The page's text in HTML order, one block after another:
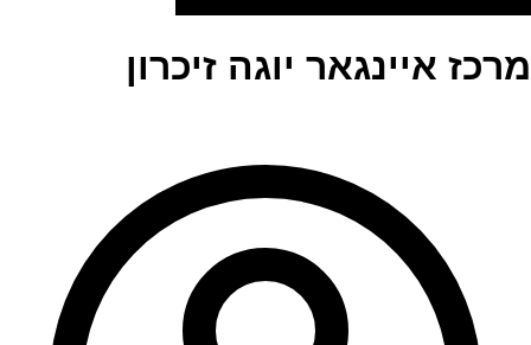
מרכז איינגאר יוגה זיכרון